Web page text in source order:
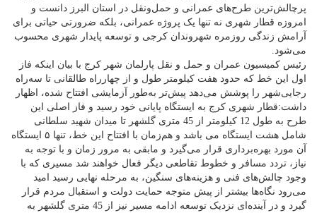
پرچالش‌ترین طرح‌های عمرانی و حمل‌ونقل در استان البرز دانست و
امروزه قطار شهری نه تنها یک پروژه عمرانی، بلکه ضرورتی حیاتی برای
آرامش زندگی روزمره شهروندان کرجی و توسعه پایدار شهری محسوب
می‌شود.
رئیس کمیسیون عمران و حمل و نقل پارلمان شهر کرج با بیان اینکه فاز
اول این خط که حدود هفت کیلومتر طول و از چهارراه طالقانی تا سه‌راه
رجایی‌شهر را پوشش می‌دهد پیش‌تر به‌طور آزمایشی افتتاح شده، اظهار
داشت:قطار شهری کرج به ایستگاه پایانی خود رسید و فاز اصلی این
طرح به طول 12 کیلومتر از 45 متری گلشهر تا میدان شهید سلطانی
شامل هشت ایستگاه می باشد و هم‌زمان با افتتاح این خط، تنها ۵ ایستگاه
آن مورد بهره‌برداری قرار می‌گیرد و مابقی به مرور زمان و با توجه به
نیاز، تردد مسافر و خطوط تقاطعی دیگر فعال خواهند شد مسیری که با
وجود چالش‌های فنی و هزینه‌های سنگین، به مرحله نهایی رسید امید
می‌رود نگاه‌ها بیشتر از پیش متوجه حمایت دولت و استقبال مردم قرار
گیرد و در آینده‌ای نزدیک توسعه ادامه مسیر نیز از 45 متری گلشهر به